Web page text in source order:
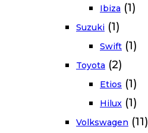
Ibiza (1)
Suzuki (1)
Swift (1)
Toyota (2)
Etios (1)
Hilux (1)
Volkswagen (11)